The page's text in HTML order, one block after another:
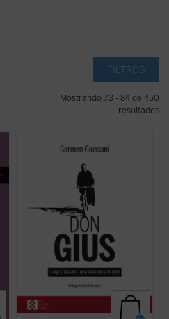
FILTROS
Mostrando 73 - 84 de 450
resultados
recoge cerca de un centenar de
vida, compartieron un tramo de camino con
él. Un libro único y precioso que, con motivo
del centenario del nacimiento del fundador